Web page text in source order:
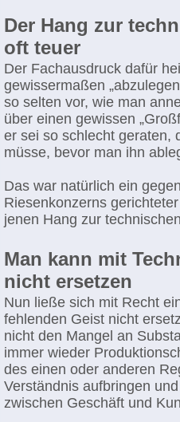
Der Hang zur
oft teuer
Der Fachausdruck dafür
gewissermaßen
so selten vor, wie man
über einen gewissen
er sei so schlecht geraten,
müsse, bevor man ihn
Das war natürlich ein
Riesenkonzerns
jenen Hang zur
Man kann mit
nicht ersetzen
Nun ließe sich mit Recht
fehlenden Geist nicht
nicht den Mangel an
immer wieder
des einen oder anderen
Verständnis aufbringen
zwischen Geschäft und